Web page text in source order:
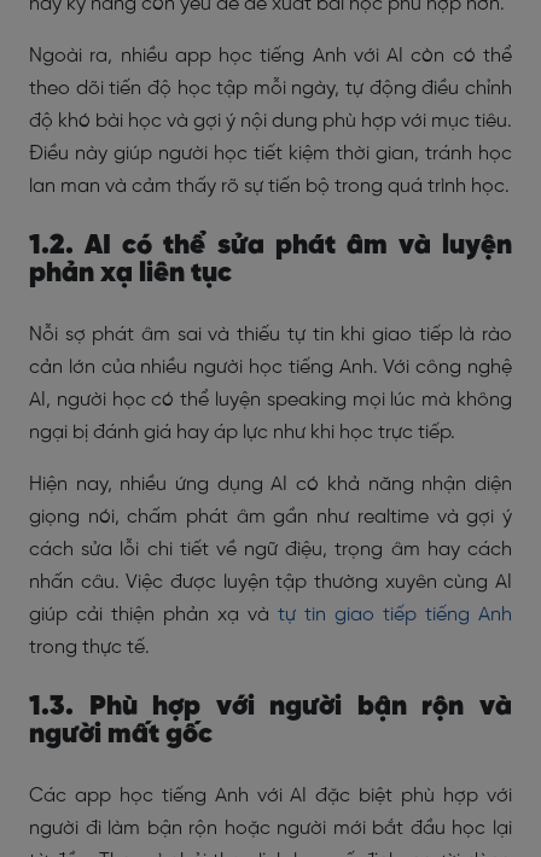
hay kỹ năng còn yếu để đề xuất bài học phù hợp hơn.
Ngoài ra, nhiều app học tiếng Anh với AI còn có thể
theo dõi tiến độ học tập mỗi ngày, tự động điều chỉnh
độ khó bài học và gợi ý nội dung phù hợp với mục tiêu.
Điều này giúp người học tiết kiệm thời gian, tránh học
lan man và cảm thấy rõ sự tiến bộ trong quá trình học.
1.2. AI có thể sửa phát âm và luyện
phản xạ liên tục
Nỗi sợ phát âm sai và thiếu tự tin khi giao tiếp là rào
cản lớn của nhiều người học tiếng Anh. Với công nghệ
AI, người học có thể luyện speaking mọi lúc mà không
ngại bị đánh giá hay áp lực như khi học trực tiếp.
Hiện nay, nhiều ứng dụng AI có khả năng nhận diện
giọng nói, chấm phát âm gần như realtime và gợi ý
cách sửa lỗi chi tiết về ngữ điệu, trọng âm hay cách
nhấn câu. Việc được luyện tập thường xuyên cùng AI
giúp cải thiện phản xạ và tự tin giao tiếp tiếng Anh
trong thực tế.
1.3. Phù hợp với người bận rộn và
người mất gốc
Các app học tiếng Anh với AI đặc biệt phù hợp với
người đi làm bận rộn hoặc người mới bắt đầu học lại